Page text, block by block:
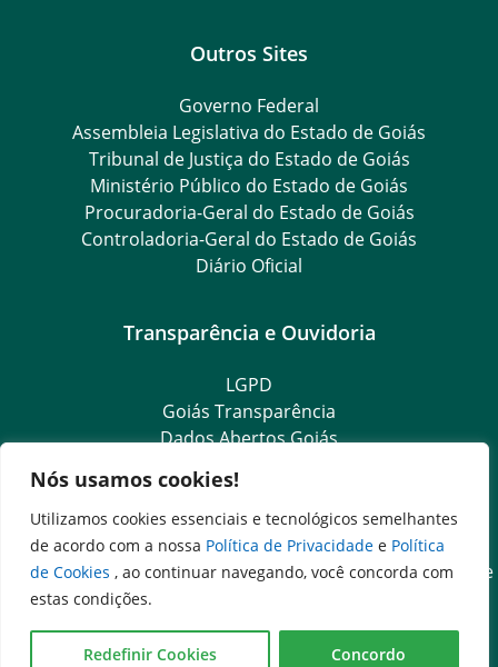
Nós usamos cookies!
Utilizamos cookies essenciais e tecnológicos semelhantes
de acordo com a nossa Política de Privacidade e Política
de Cookies , ao continuar navegando, você concorda com
estas condições.
Redefinir Cookies Concordo
Outros Sites
Governo Federal
Assembleia Legislativa do Estado de Goiás
Tribunal de Justiça do Estado de Goiás
Ministério Público do Estado de Goiás
Procuradoria-Geral do Estado de Goiás
Controladoria-Geral do Estado de Goiás
Diário Oficial
Transparência e Ouvidoria
LGPD
Goiás Transparência
Dados Abertos Goiás
Ouvidoria Geral
SIC – Serviço de Informação ao Cidadão
e-SIC – Serviço Eletrônico de Informação ao Cidadão
Acesso às Informações das Organizações Sociais de Saúde
Ouvidoria Setorial (Expresso)
Ouvidoria Setorial (Presencial)